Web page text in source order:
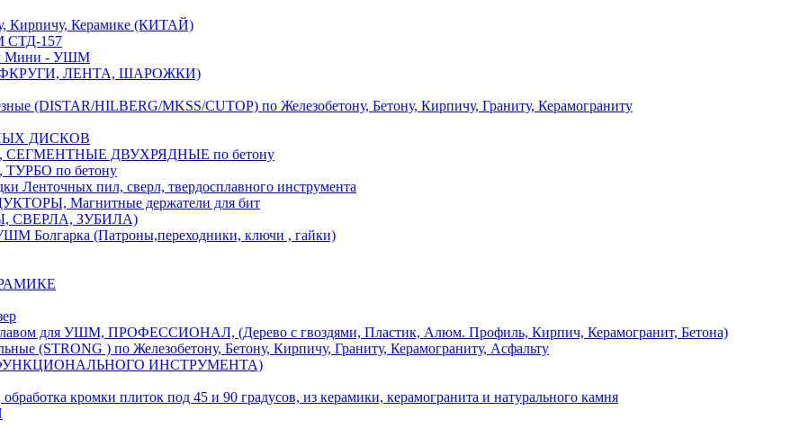
Керамике (КИТАЙ)
157
Мини - УШМ
ЛЕНТА, ШАРОЖКИ)
HILBERG/MKSS/CUTOP) по Железобетону, Бетону, Кирпичу, Граниту, Керамограниту
ДИСКОВ
ДВУХРЯДНЫЕ по бетону
по бетону
пил, сверл, твердосплавного инструмента
Магнитные держатели для бит
СВЕРЛА, ЗУБИЛА)
(Патроны,переходники, ключи , гайки)
для УШМ, ПРОФЕССИОНАЛ, (Дерево с гвоздями, Пластик, Алюм. Профиль, Кирпич, Керамогранит, Бетона)
) по Железобетону, Бетону, Кирпичу, Граниту, Керамограниту, Асфальту
ИНСТРУМЕНТА)
плиток под 45 и 90 градусов, из керамики, керамогранита и натурального камня